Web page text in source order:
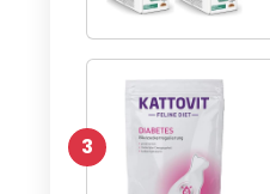
3